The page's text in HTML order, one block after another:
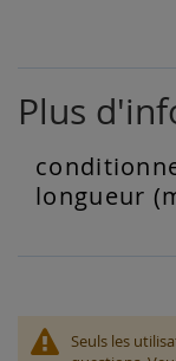
Plus
Plus
d'informations
Seuls les